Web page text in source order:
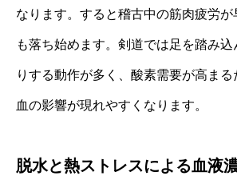
なります。すると稽古中の筋肉疲労が
も落ち始めます。剣道では足を踏み
りする動作が多く、酸素需要が高ま
血の影響が現れやすくなります。
脱水と熱ストレスによる血液